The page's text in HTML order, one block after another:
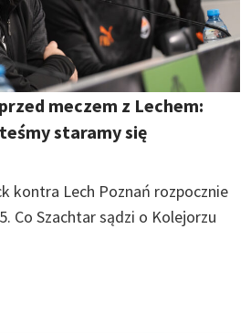
meczem z Lechem:
staramy się
kontra Lech Poznań rozpocznie
Co Szachtar sądzi o Kolejorzu